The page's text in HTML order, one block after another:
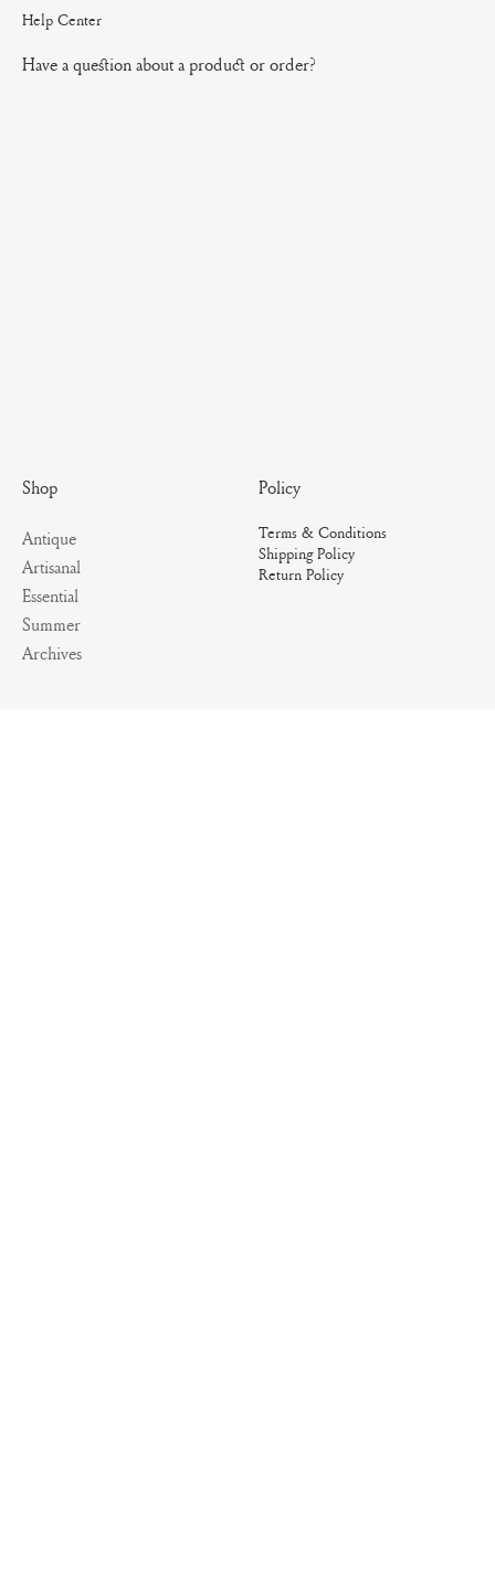
Terms & Conditions
Shipping Policy
Return Policy
Policy
Shop
Antique
Artisanal
Essential
Summer
Archives
Help Center
Have a question about a product or order?